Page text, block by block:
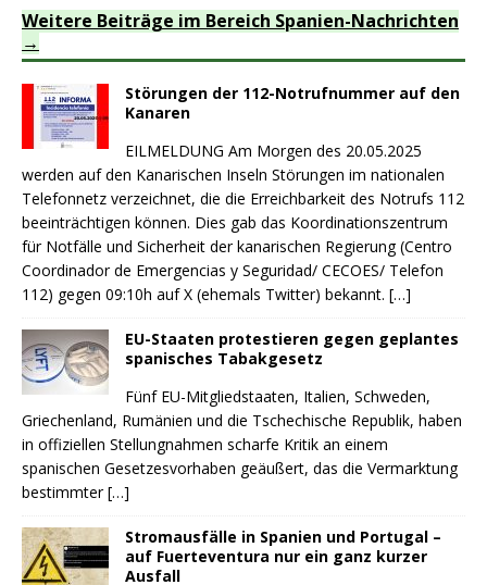
Weitere Beiträge im Bereich Spanien-Nachrichten
Störungen der 112-Notrufnummer auf den
Kanaren
EILMELDUNG Am Morgen des 20.05.2025
werden auf den Kanarischen Inseln Störungen im nationalen
Telefonnetz verzeichnet, die die Erreichbarkeit des Notrufs 112
beeinträchtigen können. Dies gab das Koordinationszentrum
für Notfälle und Sicherheit der kanarischen Regierung (Centro
Coordinador de Emergencias y Seguridad/ CECOES/ Telefon
112) gegen 09:10h auf X (ehemals Twitter) bekannt. […]
EU-Staaten protestieren gegen geplantes
spanisches Tabakgesetz
Fünf EU-Mitgliedstaaten, Italien, Schweden,
Griechenland, Rumänien und die Tschechische Republik, haben
in offiziellen Stellungnahmen scharfe Kritik an einem
spanischen Gesetzesvorhaben geäußert, das die Vermarktung
bestimmter[…]
Stromausfälle in Spanien und Portugal –
auf Fuerteventura nur ein ganz kurzer
Ausfall